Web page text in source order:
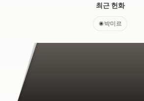
최근 헌화
박미르